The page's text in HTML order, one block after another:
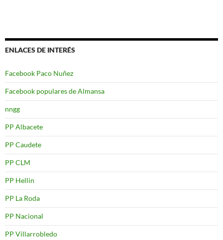
ENLACES DE INTERÉS
Facebook Paco Nuñez
Facebook populares de Almansa
nngg
PP Albacete
PP Caudete
PP CLM
PP Hellin
PP La Roda
PP Nacional
PP Villarrobledo